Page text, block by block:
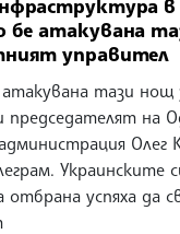
в
бе атакувана
управител
тази
председателят на
Олег
Украинските
успяха да